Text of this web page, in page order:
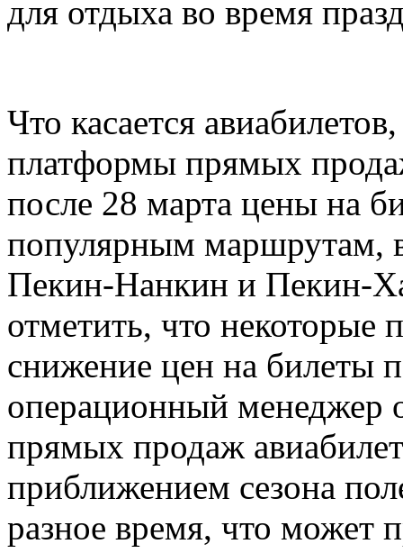
для отдыха во время
Что касается
платформы прямых
после 28 марта цены на
популярным маршрутам,
Пекин-Нанкин и Пекин-
отметить, что некоторые
снижение цен на билеты
операционный менеджер
прямых продаж
приближением сезона
разное время, что может